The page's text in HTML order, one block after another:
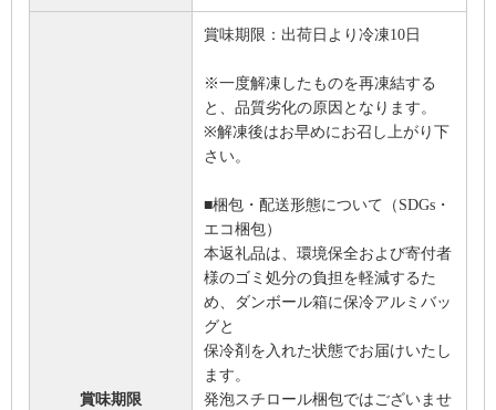
賞味期限
賞味期限：出荷日より冷凍10日
※一度解凍したものを再凍結する
と、品質劣化の原因となります。
※解凍後はお早めにお召し上がり下
さい。
■梱包・配送形態について（SDGs・
エコ梱包）
本返礼品は、環境保全および寄付者
様のゴミ処分の負担を軽減するた
め、ダンボール箱に保冷アルミバッ
グと
保冷剤を入れた状態でお届けいたし
ます。
発泡スチロール梱包ではございませ